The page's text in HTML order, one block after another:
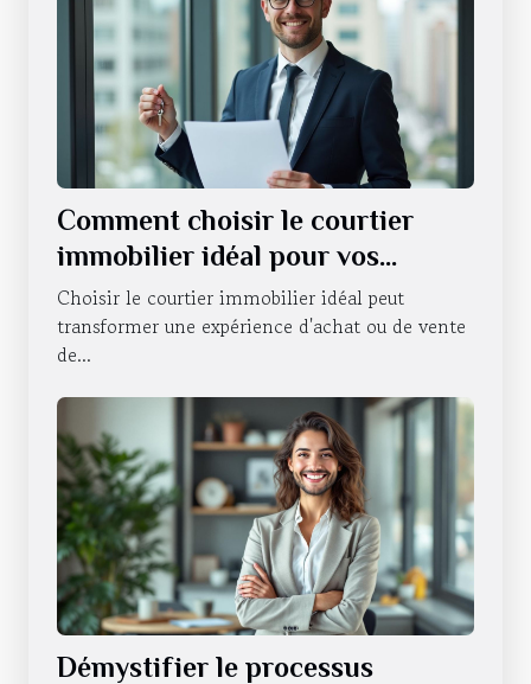
Comment choisir le courtier
immobilier idéal pour vos
besoins ?
Choisir le courtier immobilier idéal peut
transformer une expérience d'achat ou de vente
de...
Démystifier le processus